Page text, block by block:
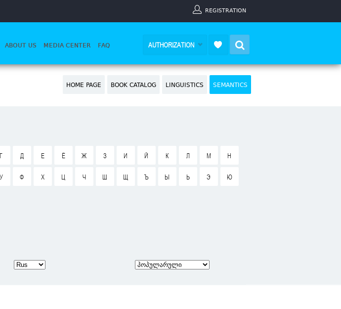
REGISTRATION
ABOUT US MEDIA CENTER FAQ AUTHORIZATION
HOME PAGE BOOK CATALOG LINGUISTICS SEMANTICS
Г Д Е Ё Ж З И Й К Л М Н
У Ф Х Ц Ч Ш Щ Ъ Ы Ь Э Ю